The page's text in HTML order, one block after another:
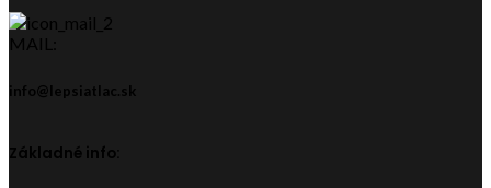
MAIL:
info@lepsiatlac.sk
Základné info: